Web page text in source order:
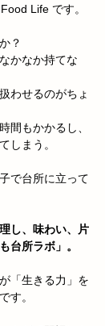
Life です。
？
かなか持てな
わせるのがちょ
間もかかるし、
しまう。
で台所に立って
し、味わい、片
台所ラボ」。
「生きる力」を
す。